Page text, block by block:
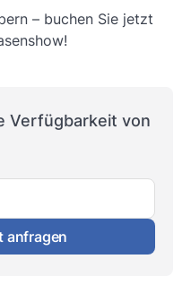
– buchen Sie jetzt
Verfügbarkeit von
anfragen